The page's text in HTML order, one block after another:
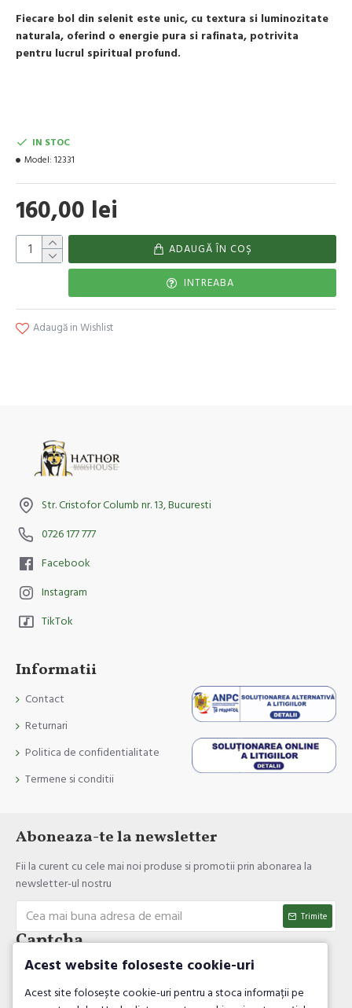
Fiecare bol din selenit este unic, cu textura si luminozitate
naturala, oferind o energie pura si rafinata, potrivita
pentru lucrul spiritual profund.
160,00 lei
IN STOC
Model: 12331
ADAUGĂ ÎN COŞ
INTREABA
Adaugă in Wishlist
Str. Cristofor Columb nr. 13, Bucuresti
0726 177 777
Facebook
Instagram
TikTok
Informatii
Contact
Returnari
Politica de confidentialitate
Termene si conditii
Aboneaza-te la newsletter
Fii la curent cu cele mai noi produse si promotii prin abonarea la
newsletter-ul nostru
Trimite
Captcha
Acest website foloseste cookie-uri
Acest site folosește cookie-uri pentru a stoca informații pe